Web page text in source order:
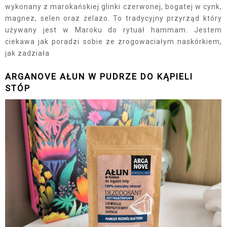
wykonany z marokańskiej glinki czerwonej, bogatej w cynk,
magnez, selen oraz żelazo. To tradycyjny przyrząd który
używany jest w Maroku do rytuał hammam. Jestem
ciekawa jak poradzi sobie ze zrogowaciałym naskórkiem,
jak zadziała
ARGANOVE AŁUN W PUDRZE DO KĄPIELI
STÓP